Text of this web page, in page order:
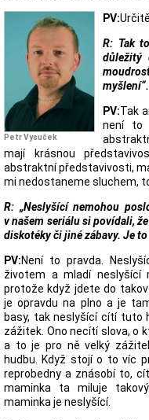
Petr Vysuček
PV:
R: Tak
důležitý
PV:Tak
není to
mají krásnou
abstraktní představivosti,
mi nedostaneme sluchem,
R: „Neslyšící nemohou
v našem seriálu si povídali,
diskotéky či jiné zábavy. Je to
PV:Není to pravda.
životem a mladí neslyšící
protože když jdete do
je opravdu na plno a je
basy, tak neslyšící cítí tuto
zážitek. Ono necítí slova, o
a to je pro ně velký
hudbu. Když stojí o to víc
reprobedny a znásobí to,
maminka ta miluje
maminka je neslyšící.